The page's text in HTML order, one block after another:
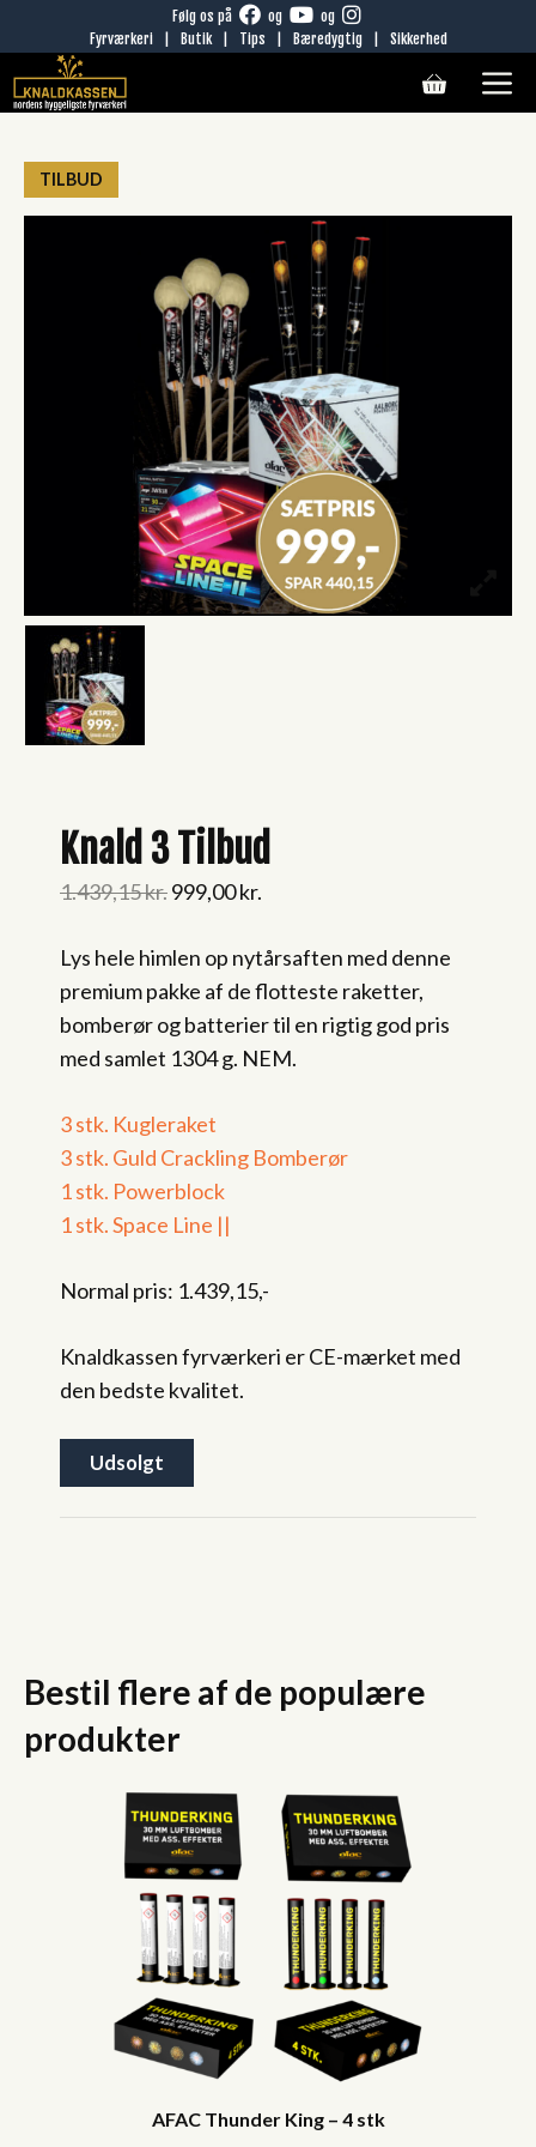
til
indhold
Følg os på og
og
Fyrværkeri
Butik Tips Bæredygtig Sikkerhed
TILBUD
Knald 3 Tilbud
1.439,15kr.Original
was:
1.439,15 kr..
999,00kr.
is:
999,00 kr..
Lys hele himlen op nytårsaften med denne
premium pakke af de flotteste raketter,
bomberør og batterier til en rigtig god pris
med samlet 1304 g. NEM.
3 stk. Kugleraket
3 stk. Guld Crackling Bomberør
1 stk. Powerblock
1 stk. Space Line ||
Normal pris: 1.439,15,-
Knaldkassen fyrværkeri er CE-mærket med
den bedste kvalitet.
Udsolgt
Bestil flere af de populære
produkter
AFAC Thunder King – 4 stk